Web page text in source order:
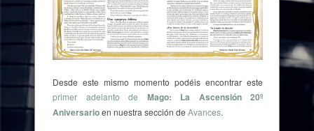
Desde este mismo momento podéis encontrar este
primer adelanto de Mago: La Ascensión 20º
Aniversarioen nuestra sección de Avances.